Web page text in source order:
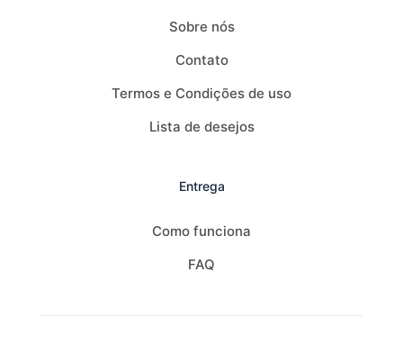
Sobre nós
Contato
Termos e Condições de uso
Lista de desejos
Entrega
Como funciona
FAQ